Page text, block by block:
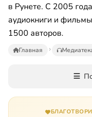
в Рунете. С 2005
аудиокниги и
1500 авторов.
Главная